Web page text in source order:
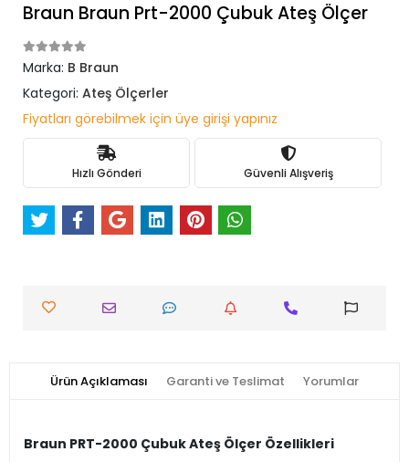
Braun Braun Prt-2000 Çubuk Ateş Ölçer
Marka: B Braun
Kategori: Ateş Ölçerler
Fiyatları görebilmek için üye girişi yapınız
Hızlı Gönderi Güvenli Alışveriş
Ürün Açıklaması Garanti ve Teslimat Yorumlar
Braun PRT-2000 Çubuk Ateş Ölçer Özellikleri